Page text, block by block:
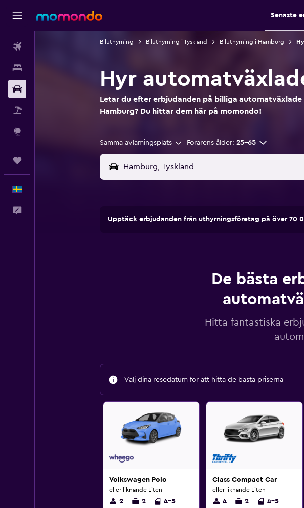
Senaste
Biluthyrning Biluthyrning i Tyskland Biluthyrning i Hamburg
Hyr
Letar du efter erbjudanden på billiga automatväxlade
Hamburg? Du hittar dem här på momondo!
Samma avlämingsplats Förarens ålder: 25-65
Upptäck erbjudanden från uthyrningsföretag på över 70
De bästa
Hitta fantastiska
Välj dina resedatum för att hitta de bästa priserna
Volkswagen Polo
eller liknande Liten
2 2 4-5
Class Compact Car
eller liknande Liten
4 2 4-5